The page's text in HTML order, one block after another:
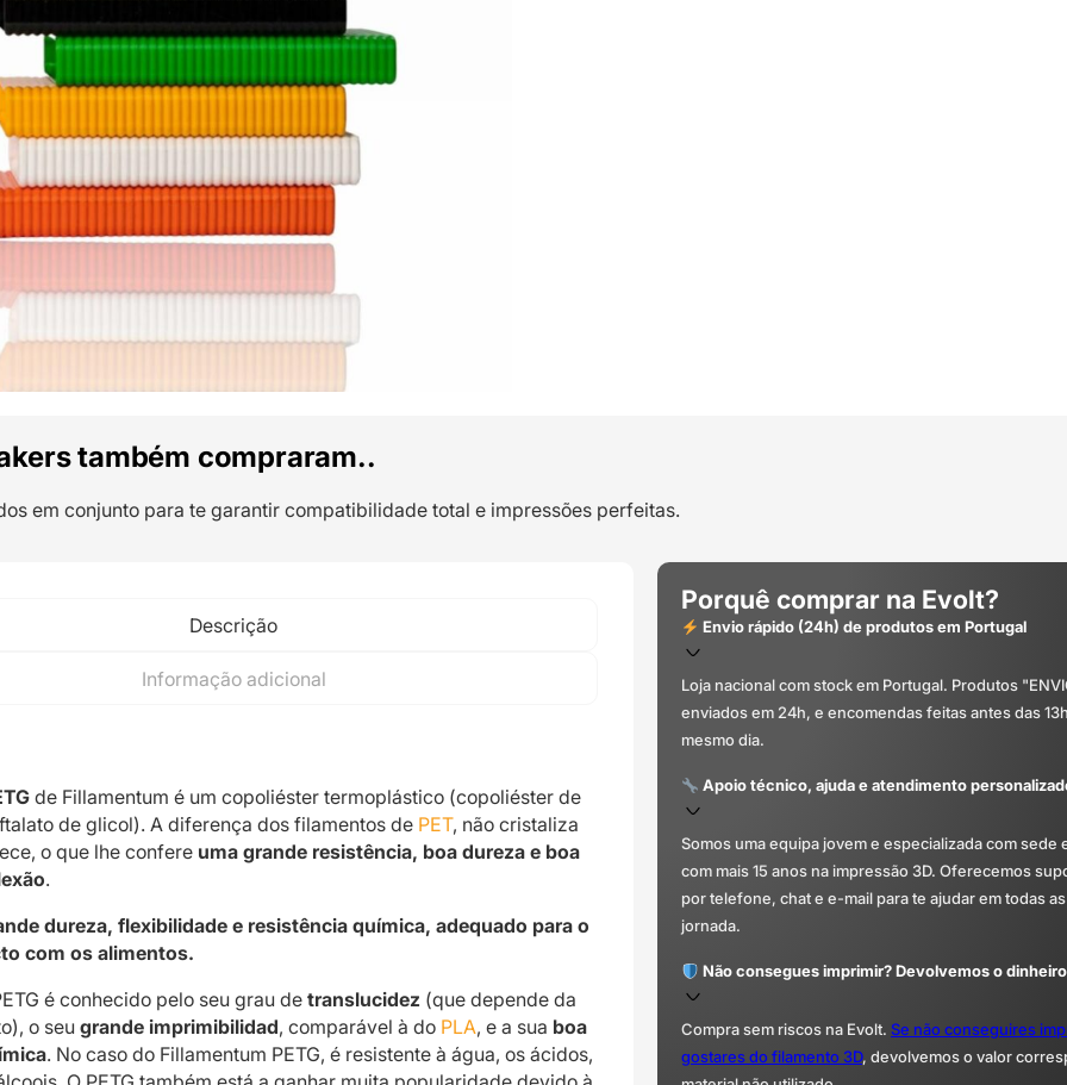
também compraram..
em conjunto para te garantir compatibilidade total e impressões perfeitas.
Descrição
Informação adicional
de Fillamentum é um copoliéster termoplástico (copoliéster de
de glicol). A diferença dos filamentos de PET, não cristaliza
o que lhe confere uma grande resistência, boa dureza e boa
.
dureza, flexibilidade e resistência química, adequado para o
com os alimentos.
é conhecido pelo seu grau de translucidez (que depende da
o seu grande imprimibilidad, comparável à do PLA, e a sua boa
. No caso do Fillamentum PETG, é resistente à água, os ácidos,
Porquê comprar na Evolt?
Envio rápido (24h) de produtos em Portugal
Loja nacional com stock em Portugal. Produtos
enviados em 24h, e encomendas feitas antes das
mesmo dia.
Apoio técnico, ajuda e atendimento
Somos uma equipa jovem e especializada com sede
com mais 15 anos na impressão 3D. Oferecemos
por telefone, chat e e-mail para te ajudar em todas
jornada.
Não consegues imprimir? Devolvemos o
Compra sem riscos na Evolt. Se não conseguires
gostares do filamento 3D, devolvemos o valor